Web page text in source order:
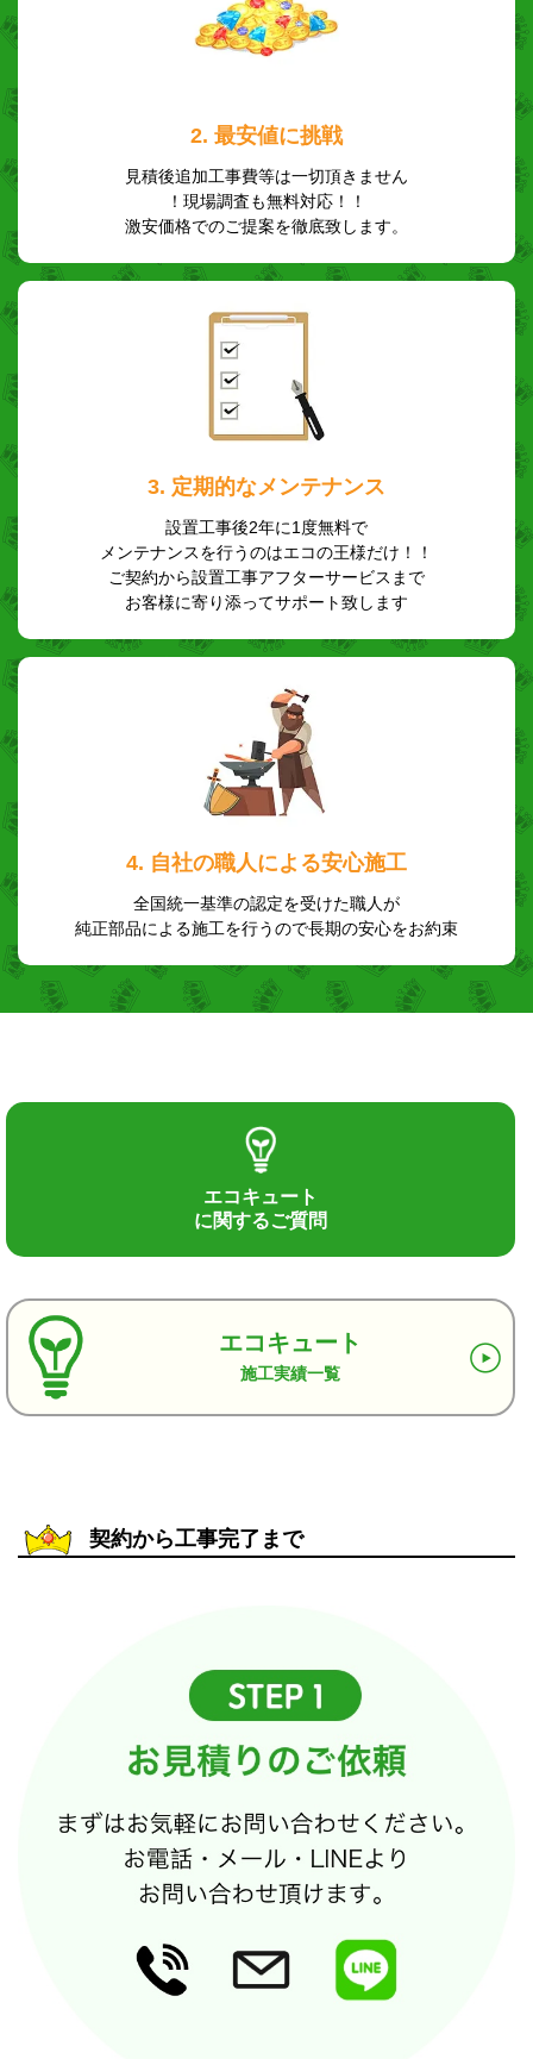
2. 最安値に挑戦
見積後追加工事費等は一切頂きません
！現場調査も無料対応！！
激安価格でのご提案を徹底致します。
3. 定期的なメンテナンス
設置工事後2年に1度無料で
メンテナンスを行うのはエコの王様だけ！！
ご契約から設置工事アフターサービスまで
お客様に寄り添ってサポート致します
4. 自社の職人による安心施工
全国統一基準の認定を受けた職人が
純正部品による施工を行うので長期の安心をお約束
エコキュート
に関するご質問
エコキュート
施工実績一覧
契約から工事完了まで